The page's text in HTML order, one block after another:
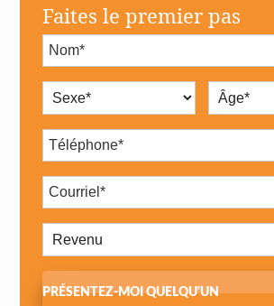
Faites le premier pas
PRÉSENTEZ-MOI QUELQU'UN